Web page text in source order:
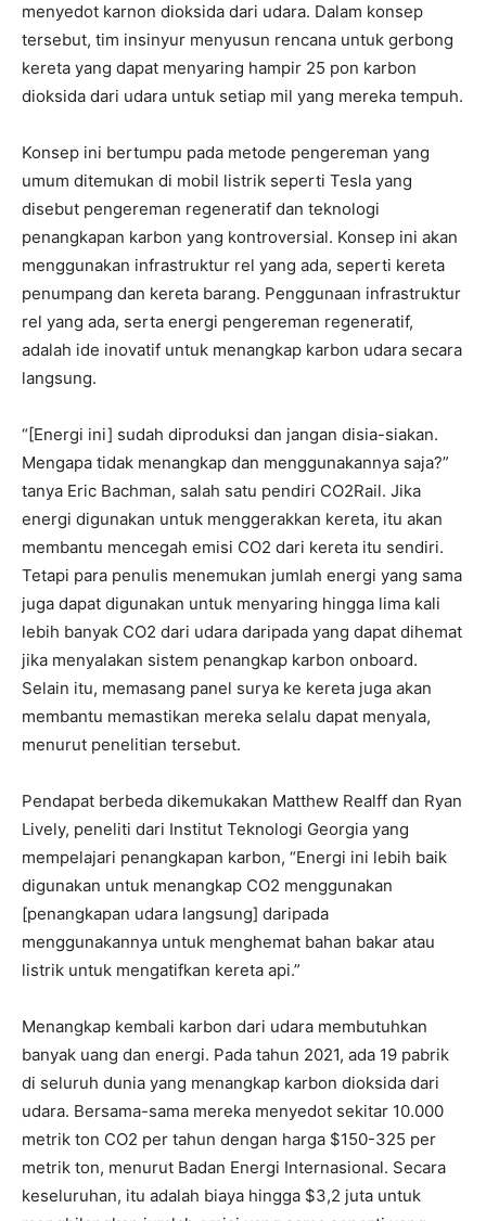
menyedot karnon dioksida dari udara. Dalam konsep
tersebut, tim insinyur menyusun rencana untuk gerbong
kereta yang dapat menyaring hampir 25 pon karbon
dioksida dari udara untuk setiap mil yang mereka tempuh.
Konsep ini bertumpu pada metode pengereman yang
umum ditemukan di mobil listrik seperti Tesla yang
disebut pengereman regeneratif dan teknologi
penangkapan karbon yang kontroversial. Konsep ini akan
menggunakan infrastruktur rel yang ada, seperti kereta
penumpang dan kereta barang. Penggunaan infrastruktur
rel yang ada, serta energi pengereman regeneratif,
adalah ide inovatif untuk menangkap karbon udara secara
langsung.
“[Energi ini] sudah diproduksi dan jangan disia-siakan.
Mengapa tidak menangkap dan menggunakannya saja?”
tanya Eric Bachman, salah satu pendiri CO2Rail. Jika
energi digunakan untuk menggerakkan kereta, itu akan
membantu mencegah emisi CO2 dari kereta itu sendiri.
Tetapi para penulis menemukan jumlah energi yang sama
juga dapat digunakan untuk menyaring hingga lima kali
lebih banyak CO2 dari udara daripada yang dapat dihemat
jika menyalakan sistem penangkap karbon onboard.
Selain itu, memasang panel surya ke kereta juga akan
membantu memastikan mereka selalu dapat menyala,
menurut penelitian tersebut.
Pendapat berbeda dikemukakan Matthew Realff dan Ryan
Lively, peneliti dari Institut Teknologi Georgia yang
mempelajari penangkapan karbon, “Energi ini lebih baik
digunakan untuk menangkap CO2 menggunakan
[penangkapan udara langsung] daripada
menggunakannya untuk menghemat bahan bakar atau
listrik untuk mengatifkan kereta api.”
Menangkap kembali karbon dari udara membutuhkan
banyak uang dan energi. Pada tahun 2021, ada 19 pabrik
di seluruh dunia yang menangkap karbon dioksida dari
udara. Bersama-sama mereka menyedot sekitar 10.000
metrik ton CO2 per tahun dengan harga $150-325 per
metrik ton, menurut Badan Energi Internasional. Secara
keseluruhan, itu adalah biaya hingga $3,2 juta untuk